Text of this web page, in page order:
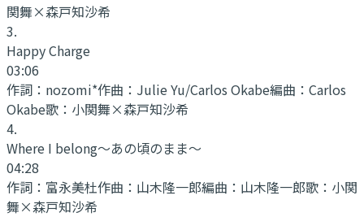
関舞×森戸知沙希
3.
Happy Charge
03:06
作詞： nozomi*作曲： Julie Yu/Carlos Okabe編曲： Carlos
Okabe歌： 小関舞×森戸知沙希
4.
Where I belong～あの頃のまま～
04:28
作詞： 富永美杜作曲： 山木隆一郎編曲： 山木隆一郎歌： 小関
舞×森戸知沙希